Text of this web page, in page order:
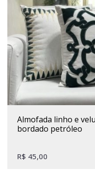
almofada linho e veludo
bordado petróleo
R$ 45,00